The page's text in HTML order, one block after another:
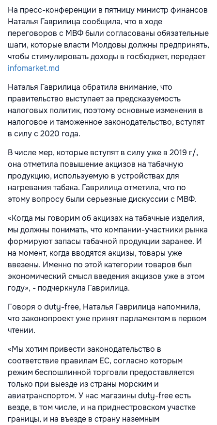
На пресс-конференции в пятницу министр финансов
Наталья Гаврилица сообщила, что в ходе
переговоров с МВФ были согласованы обязательные
шаги, которые власти Молдовы должны предпринять,
чтобы стимулировать доходы в госбюджет, передает
infomarket.md
Наталья Гаврилица обратила внимание, что
правительство выступает за предсказуемость
налоговых политик, поэтому основные изменения в
налоговое и таможенное законодательство, вступят
в силу с 2020 года.
В числе мер, которые вступят в силу уже в 2019 г/,
она отметила повышение акцизов на табачную
продукцию, используемую в устройствах для
нагревания табака. Гаврилица отметила, что по
этому вопросу были серьезные дискуссии с МВФ.
«Когда мы говорим об акцизах на табачные изделия,
мы должны понимать, что компании-участники рынка
формируют запасы табачной продукции заранее. И
на момент, когда вводятся акцизы, товары уже
ввезены. Именно по этой категории товаров был
экономический смысл введения акцизов уже в этом
году», - подчеркнула Гаврилица.
Говоря о duty-free, Наталья Гаврилица напомнила,
что законопроект уже принят парламентом в первом
чтении.
«Мы хотим привести законодательство в
соответствие правилам ЕС, согласно которым
режим беспошлинной торговли предоставляется
только при выезде из страны морским и
авиатранспортом. У нас магазины duty-free есть
везде, в том числе, и на приднестровском участке
границы, и на въезде в страну наземным